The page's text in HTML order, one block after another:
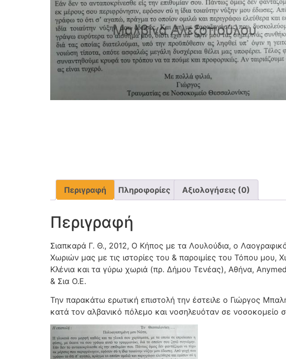
Περιγραφή Πληροφορίες Αξιολογήσεις (0)
Περιγραφή
Σιαπκαρά Γ. Θ., 2012, Ο Κήπος με τα Λουλούδια, ο
Χωριών μας με τις ιστορίες του & παροιμίες του Τόπου μου,
Κλένια και τα γύρω χωριά (πρ. Δήμου Τενέας), Αθήνα,
& Σια Ο.Ε.
Την παρακάτω ερωτική επιστολή την έστειλε ο Γιώργος
κατά τον αλβανικό πόλεμο και νοσηλευόταν σε νοσοκομείο